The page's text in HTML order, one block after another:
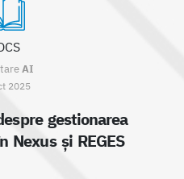
AI
2025
gestionarea
Nexus și REGES